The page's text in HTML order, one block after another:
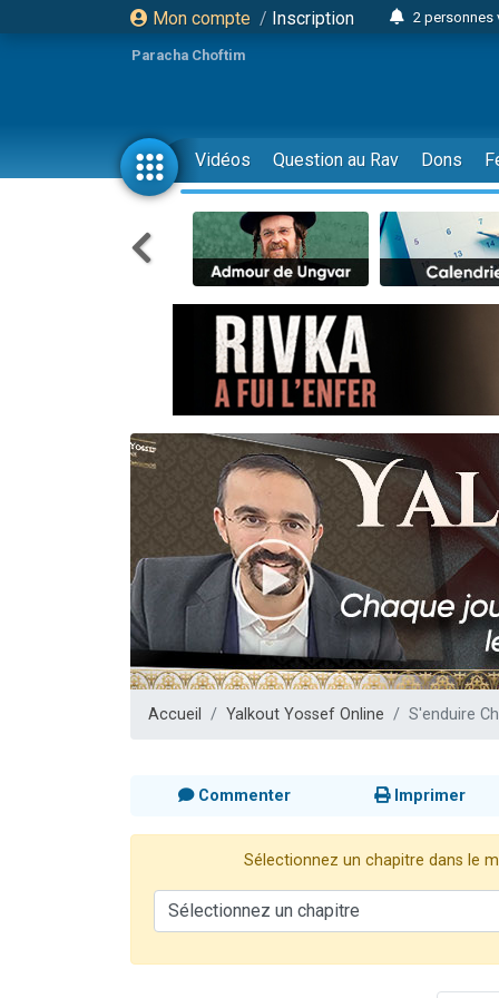
Mon compte / Inscription
2 personnes
3
11
3
Il reste
2 personnes
6 personnes
2
17
4
Il reste
Eva vient de
Eli vient de
Paracha Choftim
Vidéos Question au Rav Dons
Accueil Yalkout Yossef Online S'enduire
Commenter Imprimer
Sélectionnez un chapitre dans le